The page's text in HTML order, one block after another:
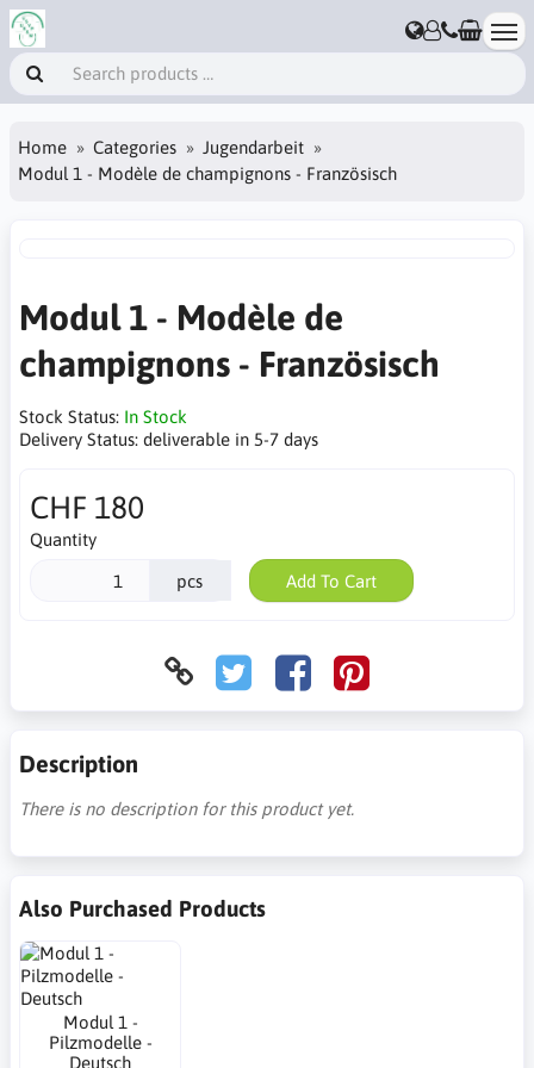
Home Categories
Jugendarbeit
Modul 1 - Modèle de champignons - Französisch
Modul 1 - Modèle de
champignons - Französisch
Stock Status: In Stock
Delivery Status: deliverable in 5-7 days
CHF 180
Quantity
pcs Add To Cart
Description
There is no description for this product yet.
Also Purchased Products
Modul 1 -
Pilzmodelle -
Deutsch